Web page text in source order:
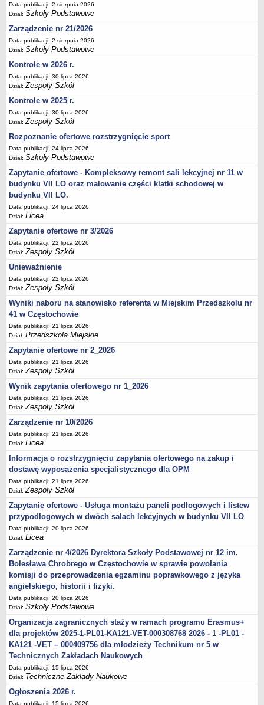
Majątek
Godziny dyżurów
Ogłoszenia
Zarządzenia
Rejestry, ewidencje, archiwa
Kontrole
PONOWNE WYKORZYSTYWANIE
Sprawozdania
Deklaracja dostępności
DEKLARACJA DOSTĘPNOŚCI
OŚWIADCZENIA MAJĄTKOWE
PONOWNE WYKORZYSTYWANIE
UDOSTĘPNIANIE INFORMACJI PUBLICZNEJ
OCHRONA DANYCH OSOBOWYCH
Data publikacji: 2 sierpnia 2026
Dział:Szkoły Podstawowe
Zarządzenie nr 21/2026
Data publikacji: 2 sierpnia 2026
Dział:Szkoły Podstawowe
Kontrole w 2026 r.
Data publikacji: 30 lipca 2026
Dział:Zespoły Szkół
Kontrole w 2025 r.
Data publikacji: 30 lipca 2026
Dział:Zespoły Szkół
Rozpoznanie ofertowe rozstrzygnięcie sport
Data publikacji: 24 lipca 2026
Dział:Szkoły Podstawowe
Zapytanie ofertowe - Kompleksowy remont sali lekcyjnej nr 11 w
budynku VII LO oraz malowanie części klatki schodowej w
budynku VII LO.
Data publikacji: 24 lipca 2026
Dział:Licea
Zapytanie ofertowe nr 3/2026
Data publikacji: 22 lipca 2026
Dział:Zespoły Szkół
Unieważnienie
Data publikacji: 22 lipca 2026
Dział:Zespoły Szkół
Wyniki naboru na stanowisko referenta w Miejskim Przedszkolu nr
41 w Częstochowie
Data publikacji: 21 lipca 2026
Dział:Przedszkola Miejskie
Zapytanie ofertowe nr 2_2026
Data publikacji: 21 lipca 2026
Dział:Zespoły Szkół
Wynik zapytania ofertowego nr 1_2026
Data publikacji: 21 lipca 2026
Dział:Zespoły Szkół
Zarządzenie nr 10/2026
Data publikacji: 21 lipca 2026
Dział:Licea
Informacja o rozstrzygnięciu zapytania ofertowego na zakup i
dostawę wyposażenia specjalistycznego dla OPM
Data publikacji: 21 lipca 2026
Dział:Zespoły Szkół
Zapytanie ofertowe - Usługa montażu paneli podłogowych i listew
przypodłogowych w dwóch salach lekcyjnych w budynku VII LO
Data publikacji: 20 lipca 2026
Dział:Licea
Zarządzenie nr 4/2026 Dyrektora Szkoły Podstawowej nr 12 im.
Bolesława Chrobrego w Częstochowie w sprawie powołania
komisji do przeprowadzenia egzaminu poprawkowego z języka
angielskiego, historii i fizyki.
Data publikacji: 20 lipca 2026
Dział:Szkoły Podstawowe
Organizacja zagranicznych staży w ramach programu Erasmus+
dla projektów 2025-1-PL01-KA121-VET-000308768 2026 - 1 -PL01 -
KA121 -VET – 000409756 dla młodzieży Technikum nr 5 w
Technicznych Zakładach Naukowych
Data publikacji: 15 lipca 2026
Dział: Techniczne Zakłady Naukowe
Ogłoszenia 2026 r.
Data publikacji: 15 lipca 2026